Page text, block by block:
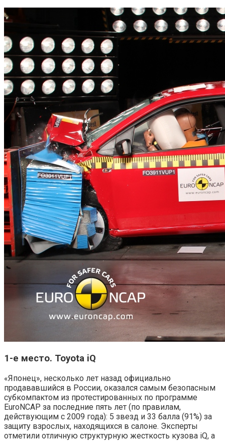
1-е место. Toyota iQ
«Японец», несколько лет назад официально
продававшийся в России, оказался самым безопасным
субкомпактом из протестированных по программе
EuroNCAP за последние пять лет (по правилам,
действующим с 2009 года): 5 звезд и 33 балла (91%) за
защиту взрослых, находящихся в салоне. Эксперты
отметили отличную структурную жесткость кузова iQ, а